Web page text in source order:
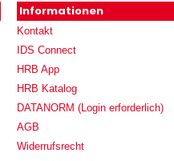
Informationen
Kontakt
IDS Connect
HRB App
HRB Katalog
DATANORM (Login erforderlich)
AGB
Widerrufsrecht